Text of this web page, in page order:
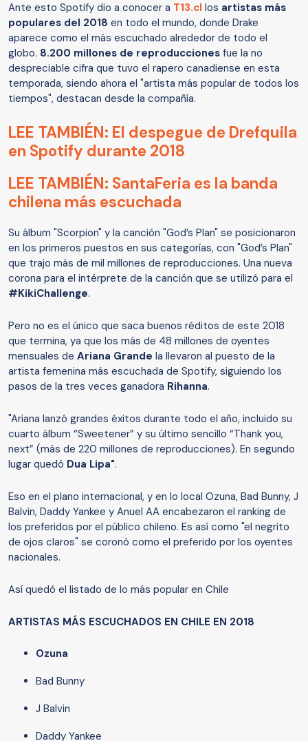
Ante esto Spotify dio a conocer a T13.cl los artistas más
populares del 2018 en todo el mundo, donde Drake
aparece como el más escuchado alrededor de todo el
globo. 8.200 millones de reproducciones fue la no
despreciable cifra que tuvo el rapero canadiense en esta
temporada, siendo ahora el "artista más popular de todos los
tiempos", destacan desde la compañía.
LEE TAMBIÉN: El despegue de Drefquila
en Spotify durante 2018
LEE TAMBIÉN: SantaFeria es la banda
chilena más escuchada
Su álbum "Scorpion" y la canción "God’s Plan" se posicionaron
en los primeros puestos en sus categorías, con "God’s Plan"
que trajo más de mil millones de reproducciones. Una nueva
corona para el intérprete de la canción que se utilizó para el
#KikiChallenge.
Pero no es el único que saca buenos réditos de este 2018
que termina, ya que los más de 48 millones de oyentes
mensuales de Ariana Grande la llevaron al puesto de la
artista femenina más escuchada de Spotify, siguiendo los
pasos de la tres veces ganadora Rihanna.
"Ariana lanzó grandes éxitos durante todo el año, incluido su
cuarto álbum “Sweetener” y su último sencillo “Thank you,
next” (más de 220 millones de reproducciones). En segundo
lugar quedó Dua Lipa".
Eso en el plano internacional, y en lo local Ozuna, Bad Bunny, J
Balvin, Daddy Yankee y Anuel AA encabezaron el ranking de
los preferidos por el público chileno. Es así como "el negrito
de ojos claros" se coronó como el preferido por los oyentes
nacionales.
Así quedó el listado de lo más popular en Chile
ARTISTAS MÁS ESCUCHADOS EN CHILE EN 2018
Ozuna
Bad Bunny
J Balvin
Daddy Yankee